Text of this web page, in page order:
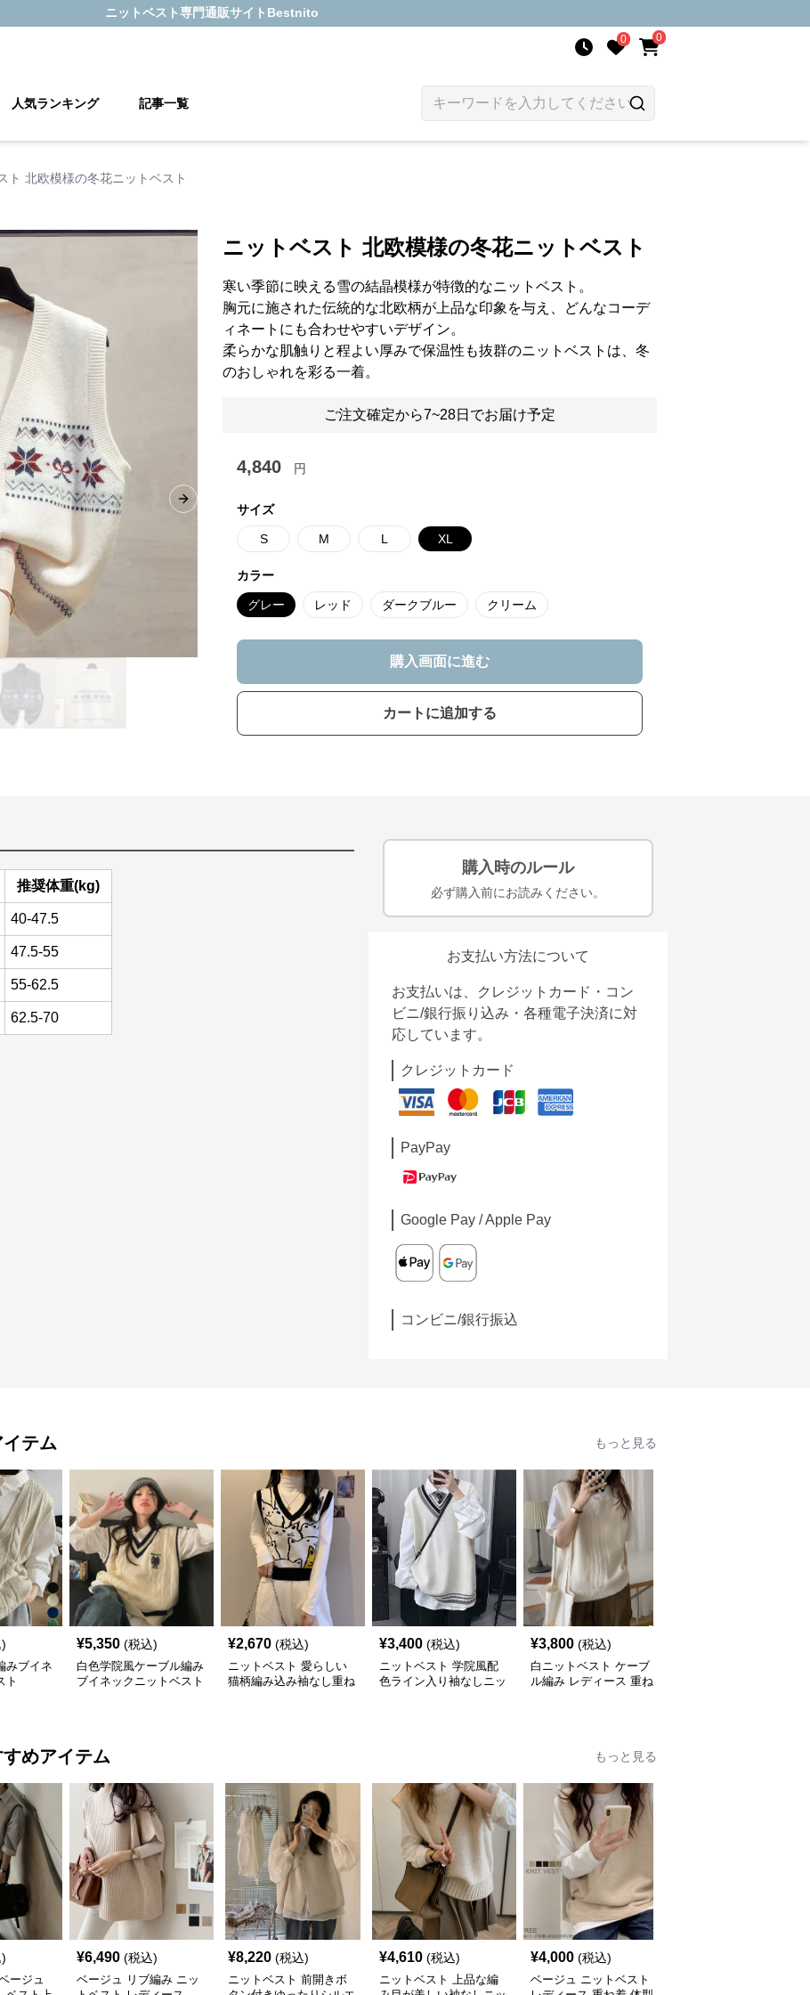
ニットベスト専門通販サイト Bestnito
0 0
人気ランキング 記事一覧
ト 北欧模様の冬花ニットベスト
Next slide
ニットベスト 北欧模様の冬花ニットベスト
寒い季節に映える雪の結晶模様が特徴的なニットベスト。
胸元に施された伝統的な北欧柄が上品な印象を与え、どんなコーデ
ィネートにも合わせやすいデザイン。
柔らかな肌触りと程よい厚みで保温性も抜群のニットベストは、冬
のおしゃれを彩る一着。
ご注文確定から7~28日でお届け予定
4,840 円
サイズ
S M L XL
カラー
グレー レッド ダークブルー クリーム
購入画面に進む
カートに追加する
推奨体重(kg)
40-47.5
47.5-55
55-62.5
62.5-70
購入時のルール
必ず購入前にお読みください。
お支払い方法について
お支払いは、クレジットカード・コン
ビニ/銀行振り込み・各種電子決済に対
応しています。
クレジットカード
PayPay
Google Pay / Apple Pay
コンビニ/銀行振込
テム もっと見る
みブイネ
ト
¥5,350 (税込)
白色学院風ケーブル編み
ブイネックニットベスト
¥2,670 (税込)
ニットベスト 愛らしい
猫柄編み込み袖なし重ね
¥3,400 (税込)
ニットベスト 学院風配
色ライン入り袖なしニッ
¥3,800 (税込)
白ニットベスト ケーブ
ル編み レディース 重ね
めアイテム もっと見る
ージュ
¥6,490 (税込)
ベージュ リブ編み ニッ
¥8,220 (税込)
ニットベスト 前開きボ
¥4,610 (税込)
ニットベスト 上品な編
¥4,000 (税込)
ベージュ ニットベスト